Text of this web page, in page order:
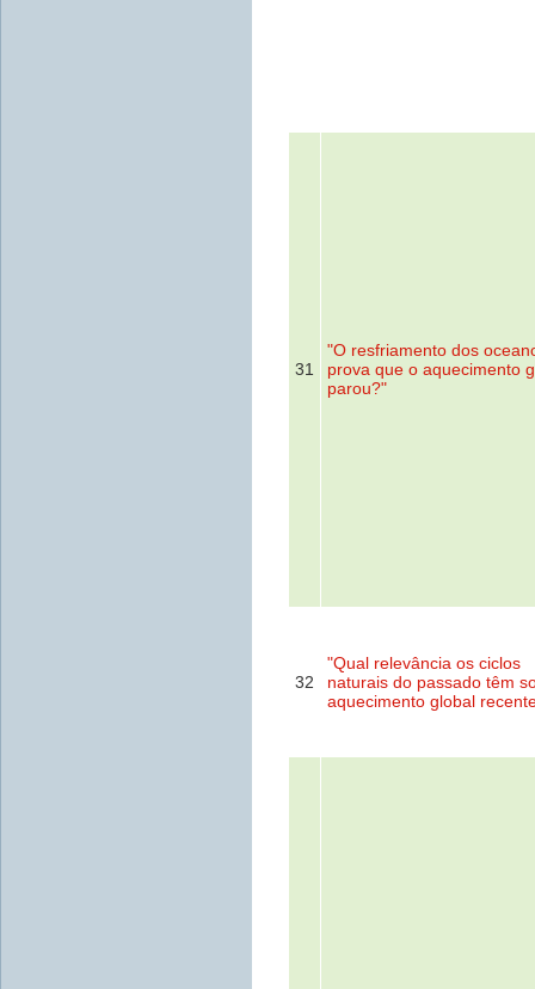
31
"O resfriamento dos
prova que o aquecimento
parou?"
32
"Qual relevância os ciclos
naturais do passado têm
aquecimento global